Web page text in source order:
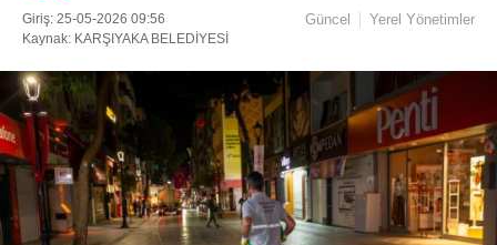
Instagram
Youtube
Giriş: 25-05-2026 09:56
Kaynak: KARŞIYAKA BELEDİYESİ
Güncel Yerel Yönetimler